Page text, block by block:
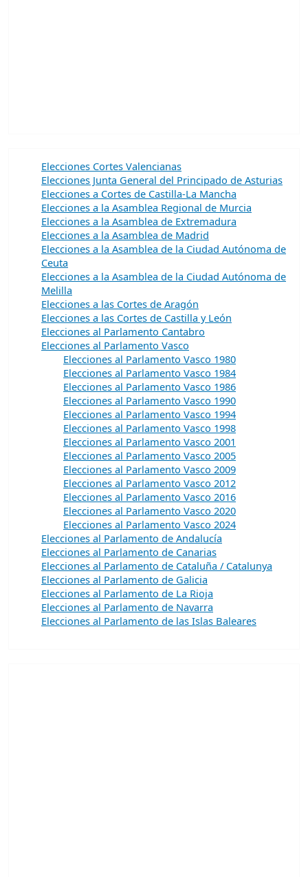
Elecciones Cortes Valencianas
Elecciones Junta General del Principado de Asturias
Elecciones a Cortes de Castilla-La Mancha
Elecciones a la Asamblea Regional de Murcia
Elecciones a la Asamblea de Extremadura
Elecciones a la Asamblea de Madrid
Elecciones a la Asamblea de la Ciudad Autónoma de
Ceuta
Elecciones a la Asamblea de la Ciudad Autónoma de
Melilla
Elecciones a las Cortes de Aragón
Elecciones a las Cortes de Castilla y León
Elecciones al Parlamento Cantabro
Elecciones al Parlamento Vasco
Elecciones al Parlamento Vasco 1980
Elecciones al Parlamento Vasco 1984
Elecciones al Parlamento Vasco 1986
Elecciones al Parlamento Vasco 1990
Elecciones al Parlamento Vasco 1994
Elecciones al Parlamento Vasco 1998
Elecciones al Parlamento Vasco 2001
Elecciones al Parlamento Vasco 2005
Elecciones al Parlamento Vasco 2009
Elecciones al Parlamento Vasco 2012
Elecciones al Parlamento Vasco 2016
Elecciones al Parlamento Vasco 2020
Elecciones al Parlamento Vasco 2024
Elecciones al Parlamento de Andalucía
Elecciones al Parlamento de Canarias
Elecciones al Parlamento de Cataluña / Catalunya
Elecciones al Parlamento de Galicia
Elecciones al Parlamento de La Rioja
Elecciones al Parlamento de Navarra
Elecciones al Parlamento de las Islas Baleares